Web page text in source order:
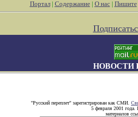
Портал| Содержание| О нас| Пишите
НОВОСТИ
"Русский переплет" зарегистрирован как СМИ.
5 февраля 2001 года.
материалов